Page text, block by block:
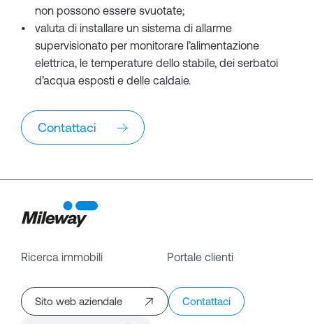
non possono essere svuotate;
valuta di installare un sistema di allarme
supervisionato per monitorare l’alimentazione
elettrica, le temperature dello stabile, dei serbatoi
d’acqua esposti e delle caldaie.
Contattaci
Ricerca immobili Portale clienti
Sito web aziendale Contattaci